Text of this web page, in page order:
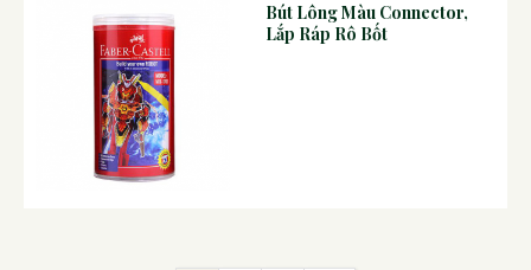
Bút Lông Màu Connector,
Lắp Ráp Rô Bốt